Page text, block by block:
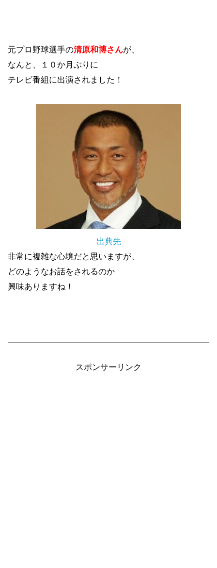
元プロ野球選手の清原和博さんが、
なんと、１０か月ぶりに
テレビ番組に出演されました！
出典先
非常に複雑な心境だと思いますが、
どのようなお話をされるのか
興味ありますね！
スポンサーリンク